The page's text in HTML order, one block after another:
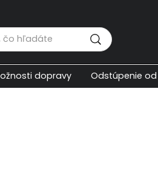
dopravy Odstúpenie